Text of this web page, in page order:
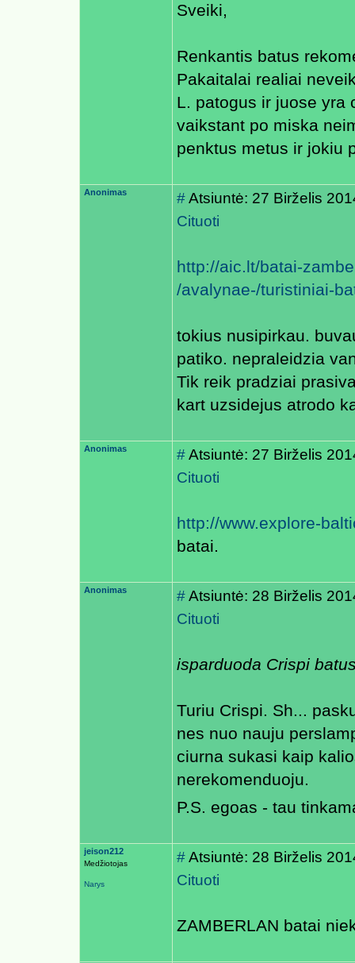
Sveiki,
Renkantis batus
Pakaitalai realiai
L. patogus ir juose yra
vaikstant po miska
penktus metus ir jokiu
Anonimas #Atsiuntė: 27 Birželis
Cituoti
http://aic.lt/batai-
/avalynae-/turistiniai-
tokius nusipirkau.
patiko. nepraleidzia
Tik reik pradziai
kart uzsidejus atrodo
Anonimas #Atsiuntė: 27 Birželis
Cituoti
http://www.explore-
batai.
Anonimas #Atsiuntė: 28 Birželis
Cituoti
isparduoda Crispi
Turiu Crispi. Sh...
nes nuo nauju
ciurna sukasi kaip
nerekomenduoju.
P.S. egoas - tau
jeison212
Medžiotojas
Narys
#Atsiuntė: 28 Birželis
Cituoti
ZAMBERLAN batai